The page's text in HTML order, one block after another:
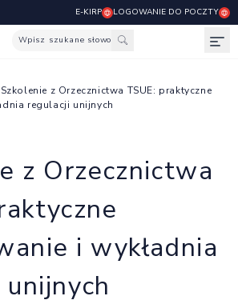
E-KIRP LOGOWANIE DO POCZTY
Wpisz szukane słowo
z Orzecznictwa TSUE: praktyczne
regulacji unijnych
z Orzecznictwa
i wykładnia